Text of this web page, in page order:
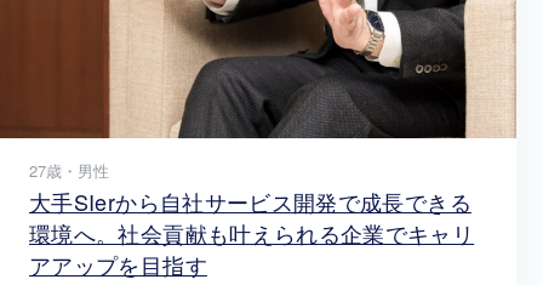
27歳・男性
大手SIerから自社サービス開発で成長できる
環境へ。社会貢献も叶えられる企業でキャリ
アアップを目指す